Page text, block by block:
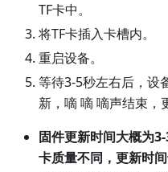
TF卡中。
将TF卡插入卡槽内。
重启设备。
等待3-5秒左右后，设
新，嘀 嘀 嘀声结束，
固件更新时间大概为
卡质量不同，更新时间